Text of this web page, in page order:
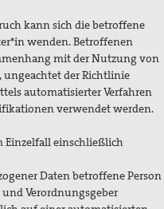
kann sich die betroffene
wenden. Betroffenen
mit der Nutzung von
der Richtlinie
automatisierter Verfahren
verwendet werden.
einschließlich
Daten betroffene Person
Verordnungsgeber